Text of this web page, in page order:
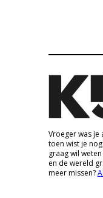
Vroeger was
toen wist je
graag wil
en de wereld
meer missen?